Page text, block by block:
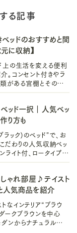
る記事
ッドのおすすめと間
に収納】
上の生活を変える便利
。コンセント付きやラ
がある宮棚とその選
ッド一択｜人気ベッ
り方も
ック)のベッド”で、お
だわりの人気収納ベッ
ライト付、ロータイプな
ゃれ部屋♪テイスト
人気商品を紹介
なインテリア“ブラウ
ークブラウンを中心
ンからナチュラルモダ